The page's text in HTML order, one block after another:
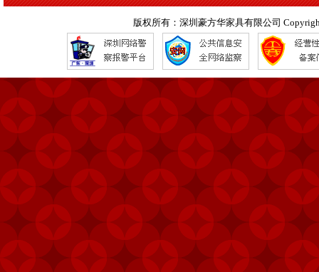
版权所有：深圳豪方华家具有限公司